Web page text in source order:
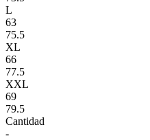
L
63
75.5
XL
66
77.5
XXL
69
79.5
Cantidad
-